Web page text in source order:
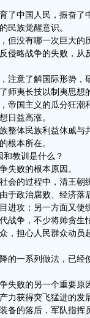
了中国人民，振奋了
民族觉醒意识。
但没有哪一次巨大的
侵略战争的失败，从
注意了解国际形势，
师夷长技以制夷思想
帝国主义的瓜分狂潮
日益高涨。
整体民族利益休戚与
根本所在。
教训是什么？
失败的根本原因。
会的过程中，清王朝
于政治腐败、经济落
进攻；另一方面又使
战争，不少将帅贪生
，担心人民群众动员
的一系列做法，已经
失败的另一个重要原
力获得突飞猛进的发
备的落后，军队指挥